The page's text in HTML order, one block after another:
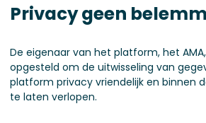
Privacy geen
De eigenaar van het platform, het
opgesteld om de uitwisseling van
platform privacy vriendelijk en binnen
te laten verlopen.